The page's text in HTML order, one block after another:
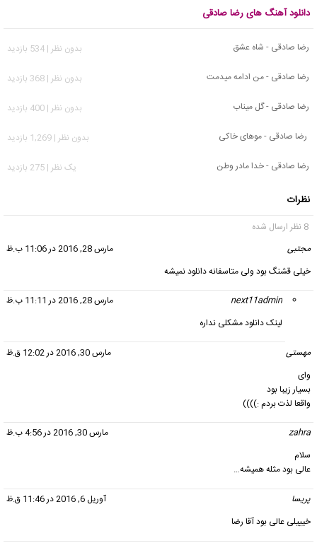
دانلود آهنگ های رضا صادقی
رضا صادقی - شاه عشق
بدون نظر | 534 بازدید
رضا صادقی - من ادامه میدمت
بدون نظر | 368 بازدید
رضا صادقی - گل میناب
بدون نظر | 400 بازدید
رضا صادقی - موهای خاکی
بدون نظر | 1,269 بازدید
رضا صادقی - خدا مادر وطن
يک نظر | 275 بازدید
نظرات
8 نظر ارسال شده
مجتبی
مارس 28, 2016 در 11:06 ب.ظ
خیلی قشنگ بود ولی متاسفانه دانلود نمیشه
next11admin
مارس 28, 2016 در 11:11 ب.ظ
لینک دانلود مشکلی نداره
مهستی
مارس 30, 2016 در 12:02 ق.ظ
وای
بسیار زیبا بود
واقعا لذت بردم :))))
zahra
مارس 30, 2016 در 4:56 ب.ظ
سلام
عالی بود مثله همیشه…
پریسا
آوریل 6, 2016 در 11:46 ق.ظ
خیییلی عالی بود آقا رضا